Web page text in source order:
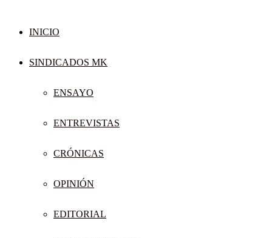
INICIO
SINDICADOS MK
ENSAYO
ENTREVISTAS
CRÓNICAS
OPINIÓN
EDITORIAL